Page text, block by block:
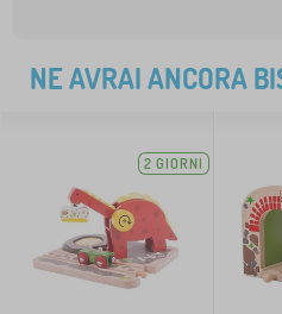
NE AVRAI ANCORA
2 GIORNI